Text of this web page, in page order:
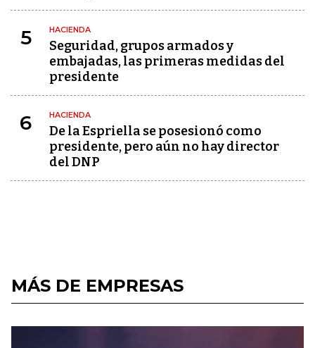
5 HACIENDA
Seguridad, grupos armados y
embajadas, las primeras medidas del
presidente
6 HACIENDA
De la Espriella se posesionó como
presidente, pero aún no hay director
del DNP
MÁS DE EMPRESAS